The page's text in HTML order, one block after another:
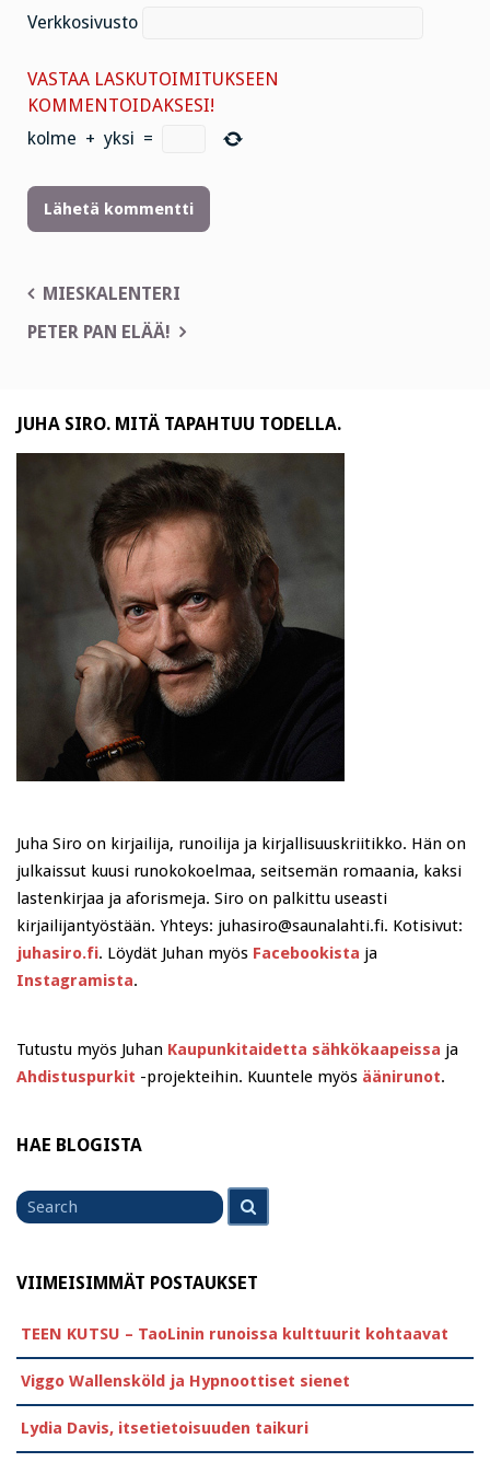
Verkkosivusto
VASTAA LASKUTOIMITUKSEEN
KOMMENTOIDAKSESI!
kolme + yksi =
Artikkelien
selaus
MIESKALENTERI
PETER PAN ELÄÄ!
JUHA SIRO. MITÄ TAPAHTUU TODELLA.
Juha Siro on kirjailija, runoilija ja kirjallisuuskriitikko. Hän on
julkaissut kuusi runokokoelmaa, seitsemän romaania, kaksi
lastenkirjaa ja aforismeja. Siro on palkittu useasti
kirjailijantyöstään. Yhteys: juhasiro@saunalahti.fi. Kotisivut:
juhasiro.fi. Löydät Juhan myös Facebookista ja
Instagramista.
Tutustu myös Juhan Kaupunkitaidetta sähkökaapeissa ja
Ahdistuspurkit -projekteihin. Kuuntele myös äänirunot.
HAE BLOGISTA
Search
for
VIIMEISIMMÄT POSTAUKSET
TEEN KUTSU – TaoLinin runoissa kulttuurit kohtaavat
Viggo Wallensköld ja Hypnoottiset sienet
Lydia Davis, itsetietoisuuden taikuri